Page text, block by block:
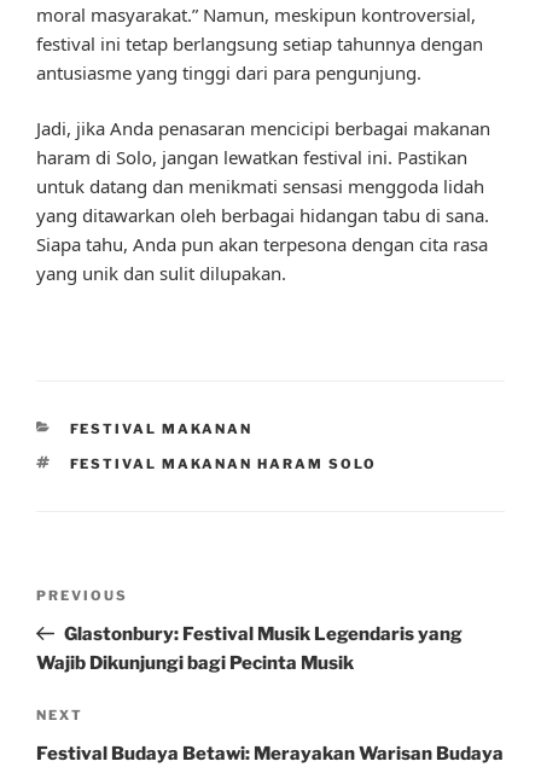
moral masyarakat.” Namun, meskipun kontroversial,
festival ini tetap berlangsung setiap tahunnya dengan
antusiasme yang tinggi dari para pengunjung.
Jadi, jika Anda penasaran mencicipi berbagai makanan
haram di Solo, jangan lewatkan festival ini. Pastikan
untuk datang dan menikmati sensasi menggoda lidah
yang ditawarkan oleh berbagai hidangan tabu di sana.
Siapa tahu, Anda pun akan terpesona dengan cita rasa
yang unik dan sulit dilupakan.
CATEGORIES
FESTIVAL MAKANAN
TAGS
FESTIVAL MAKANAN HARAM SOLO
Previous
Post
PREVIOUS
Glastonbury: Festival Musik Legendaris yang
Wajib Dikunjungi bagi Pecinta Musik
Next
Post
NEXT
Festival Budaya Betawi: Merayakan Warisan Budaya